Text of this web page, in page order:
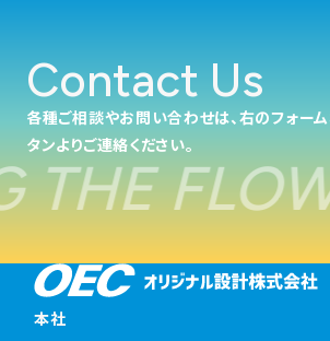
Contact Us
各種ご相談やお問い合わせは、右のフォー
タンよりご連絡ください。
本社